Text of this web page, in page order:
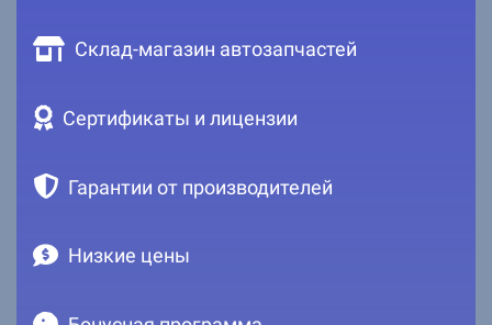
Склад-магазин автозапчастей
Сертификаты и лицензии
Гарантии от производителей
Низкие цены